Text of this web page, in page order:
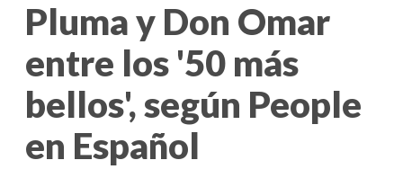
Pluma y Don Omar
entre los '50 más
bellos', según People
en Español